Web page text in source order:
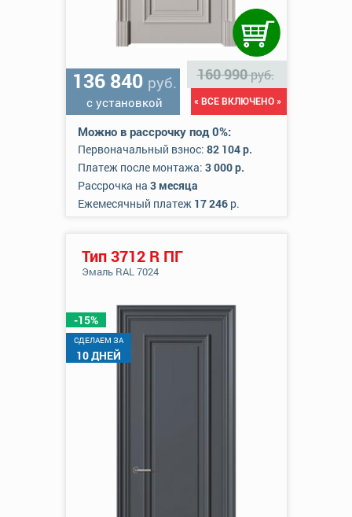
136 840 руб.
с установкой
160 990руб.
« ВСЕ ВКЛЮЧЕНО »
Можно в рассрочку под 0%:
Первоначальный взнос: 82 104 р.
Платеж после монтажа: 3 000 р.
Рассрочка на 3 месяца
Ежемесячный платеж 17 246р.
-15%
CДЕЛАЕМ ЗА
10 ДНЕЙ
Тип 3712 R ПГ
Эмаль RAL 7024